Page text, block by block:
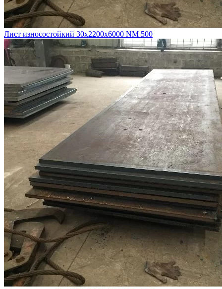
Лист износостойкий 30х2200х6000 NM 500